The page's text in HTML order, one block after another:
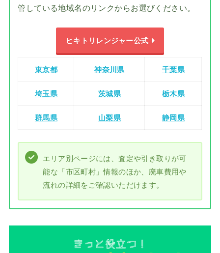
管している地域名のリンクからお選びください。
ヒキトリレンジャー公式
東京都 神奈川県 千葉県
埼玉県 茨城県 栃木県
群馬県 山梨県 静岡県
エリア別ページには、査定や引き取りが可
能な「市区町村」情報のほか、廃車費用や
流れの詳細をご確認いただけます。